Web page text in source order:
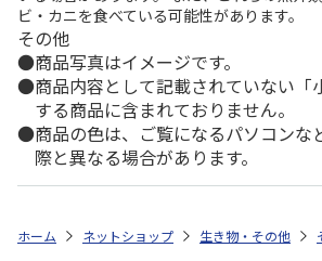
ビ・カニを食べている可能性があります。
その他
商品写真はイメージです。
商品内容として記載されていない「
する商品に含まれておりません。
商品の色は、ご覧になるパソコンな
際と異なる場合があります。
ホーム ネットショップ 生き物・その他